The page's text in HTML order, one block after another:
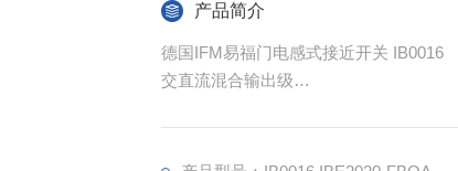
产品简介
德国IFM易福门电感式接近开关 IB0016
交直流混合输出级
PTB 外壳可耐受酸洗溶液